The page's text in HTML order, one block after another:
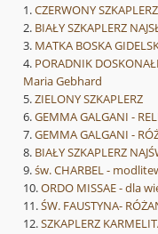
CZERWONY
BIAŁY SZKAPLERZ
MATKA BOSKA
PORADNIK
Maria Gebhard
ZIELONY SZKAPLERZ
GEMMA GALGANI -
GEMMA GALGANI -
BIAŁY SZKAPLERZ
św. CHARBEL -
ORDO MISSAE - dla
ŚW. FAUSTYNA-
SZKAPLERZ